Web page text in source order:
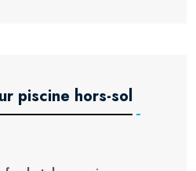
piscine hors-sol